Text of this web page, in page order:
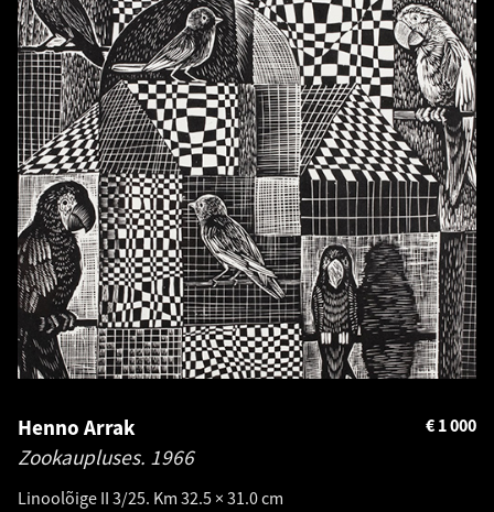
Henno Arrak
Zookaupluses. 1966
Linoolõige II 3/25. Km 32.5 × 31.0 cm
1 000
€